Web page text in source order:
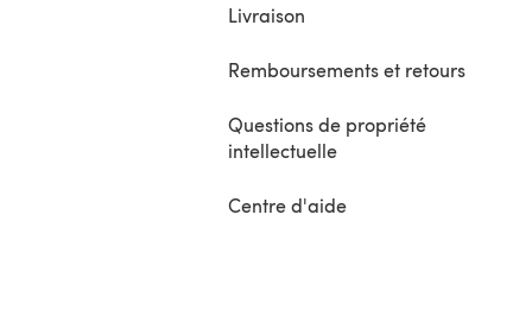
Livraison
Remboursements et retours
Questions de propriété
intellectuelle
Centre d'aide